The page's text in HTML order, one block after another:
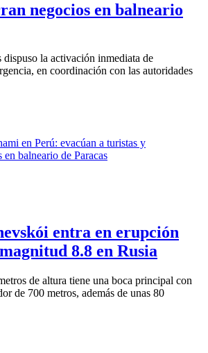
negocios en balneario
dispuso la activación inmediata de
en coordinación con las autoridades
entra en erupción
8.8 en Rusia
de altura tiene una boca principal con
de 700 metros, además de unas 80